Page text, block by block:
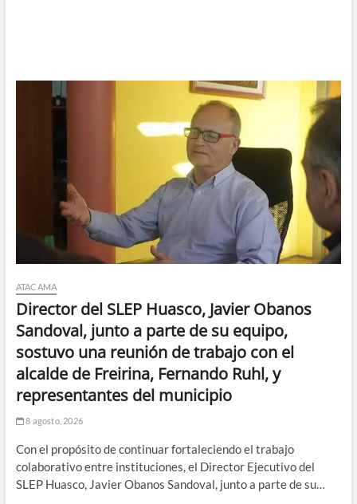
ATACAMA
Director del SLEP Huasco, Javier Obanos
Sandoval, junto a parte de su equipo,
sostuvo una reunión de trabajo con el
alcalde de Freirina, Fernando Ruhl, y
representantes del municipio
8 agosto, 2026
Con el propósito de continuar fortaleciendo el trabajo
colaborativo entre instituciones, el Director Ejecutivo del
SLEP Huasco, Javier Obanos Sandoval, junto a parte de su…